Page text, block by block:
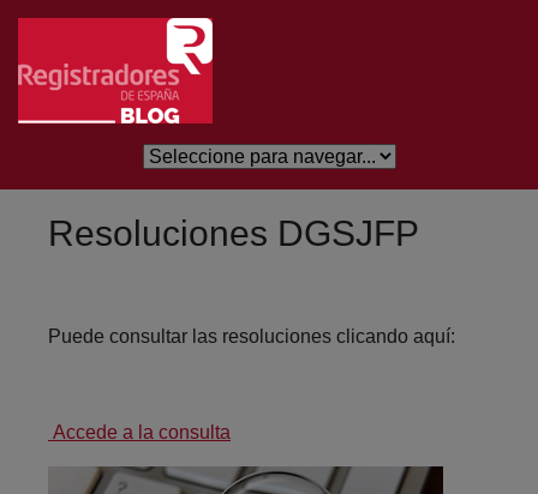
Saltar al contenido principal
Resoluciones DGSJFP
Puede consultar las resoluciones clicando aquí:
Accede a la consulta